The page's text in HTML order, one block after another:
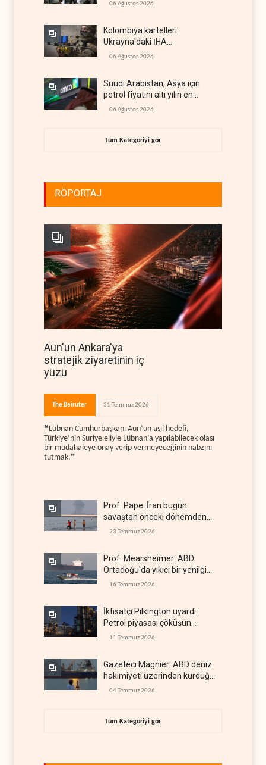
06 Ağustos 2026
Kolombiya kartelleri
Ukrayna'daki İHA
teknolojisinin peşine düştü
06 Ağustos 2026
Suudi Arabistan, Asya için
petrol fiyatını altı yılın en
düşüğüne indirdi
06 Ağustos 2026
Tüm Kategoriyi gör
RÖPORTAJ
Aun'un Ankara'ya
stratejik ziyaretinin iç
yüzü
The Beiruter 31 Temmuz 2026
❝Lübnan Cumhurbaşkanı Aun’un asıl hedefi,
Türkiye’nin Suriye eliyle Lübnan’a yapılabilecek olası
bir müdahaleye onay verip vermeyeceğinin nabzını
tutmak.❞
Prof. Pape: İran bugün
savaştan önceki dönemden
çok daha güçlü
23 Temmuz 2026
Prof. Mearsheimer: ABD
Ortadoğu'da yıkıcı bir yenilgi
aldı
16 Temmuz 2026
İktisatçı Pilkington uyardı:
Petrol piyasası çöküşün
eşiğinde
11 Temmuz 2026
Gazeteci Magnier: ABD deniz
hakimiyeti üzerinden kurduğu
küresel gücü kaybetti
04 Temmuz 2026
Tüm Kategoriyi gör